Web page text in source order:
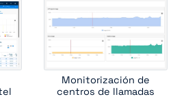
Monitorización de
centros de llamadas